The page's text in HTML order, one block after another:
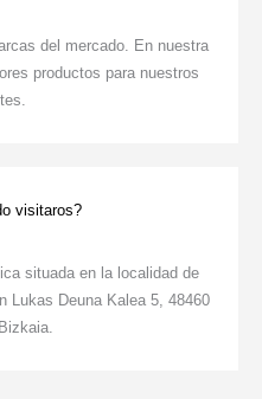
del mercado. En nuestra
productos para nuestros
visitaros?
situada en la localidad de
Lukas Deuna Kalea 5, 48460